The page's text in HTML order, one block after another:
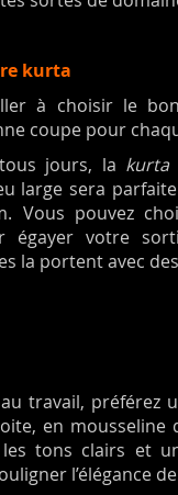
kurta
à choisir le
coupe pour
jours, la kurta
large sera
Vous pouvez
égayer votre
la portent avec
travail, préférez
en mousseline
tons clairs et
l’élégance